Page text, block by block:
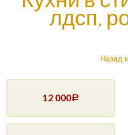
лдсп,
Назад
12 000Р